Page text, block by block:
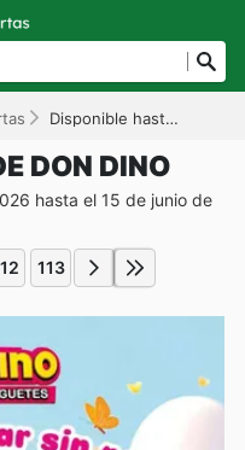
Disponible hasta el 15/06/2026
DON DINO
hasta el 15 de junio de
113